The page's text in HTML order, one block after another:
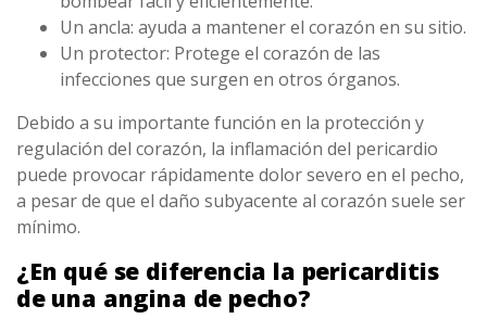
Un ancla: ayuda a mantener el corazón en su sitio.
Un protector: Protege el corazón de las
infecciones que surgen en otros órganos.
Debido a su importante función en la protección y
regulación del corazón, la inflamación del pericardio
puede provocar rápidamente dolor severo en el pecho,
a pesar de que el daño subyacente al corazón suele ser
mínimo.
¿En qué se diferencia la pericarditis
de una angina de pecho?